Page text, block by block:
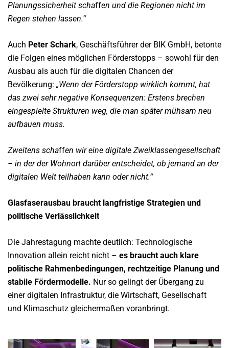
Planungssicherheit schaffen und die Regionen nicht im
Regen stehen lassen.“
Auch Peter Schark, Geschäftsführer der BIK GmbH, betonte
die Folgen eines möglichen Förderstopps – sowohl für den
Ausbau als auch für die digitalen Chancen der
Bevölkerung: „Wenn der Förderstopp wirklich kommt, hat
das zwei sehr negative Konsequenzen: Erstens brechen
eingespielte Strukturen weg, die man später mühsam neu
aufbauen muss.
Zweitens schaffen wir eine digitale Zweiklassengesellschaft
– in der der Wohnort darüber entscheidet, ob jemand an der
digitalen Welt teilhaben kann oder nicht.“
Glasfaserausbau braucht langfristige Strategien und
politische Verlässlichkeit
Die Jahrestagung machte deutlich: Technologische
Innovation allein reicht nicht – es braucht auch klare
politische Rahmenbedingungen, rechtzeitige Planung und
stabile Fördermodelle. Nur so gelingt der Übergang zu
einer digitalen Infrastruktur, die Wirtschaft, Gesellschaft
und Klimaschutz gleichermaßen voranbringt.